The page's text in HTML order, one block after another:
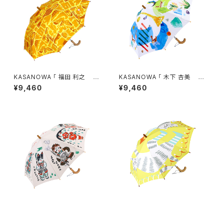
KASANOWA 「 福田 利之 デ
ザイン " どうぶつ会議 " 」 Ki
ds傘
¥9,460
KASANOWA 「 木下 杏美 デ
ザイン " ハーメルンの笛吹き "
」 Kids傘
¥9,460